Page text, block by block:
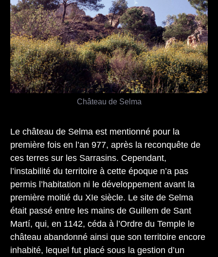
Château de Selma
Le château de Selma est mentionné pour la
première fois en l’an 977, après la reconquête de
ces terres sur les Sarrasins. Cependant,
l’instabilité du territoire à cette époque n’a pas
permis l’habitation ni le développement avant la
première moitié du XIe siècle. Le site de Selma
était passé entre les mains de Guillem de Sant
Martí, qui, en 1142, céda à l’Ordre du Temple le
château abandonné ainsi que son territoire encore
inhabité, lequel fut placé sous la gestion d’un